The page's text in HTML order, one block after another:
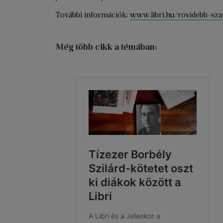
További információk: www.libri.hu/rovidebb-
Még több cikk a témában: